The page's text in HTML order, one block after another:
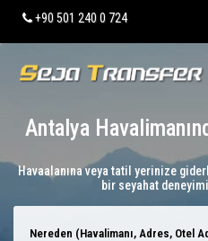
+90 501 240 0 724
Antalya
Havaalanına veya tatil yerinize
bir seyahat
Nereden (Havalimanı, Adres, Otel